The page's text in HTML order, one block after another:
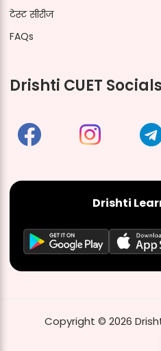
टेस्ट सीरीज
FAQs
Drishti CUET Socials
Drishti
Copyright © 2026